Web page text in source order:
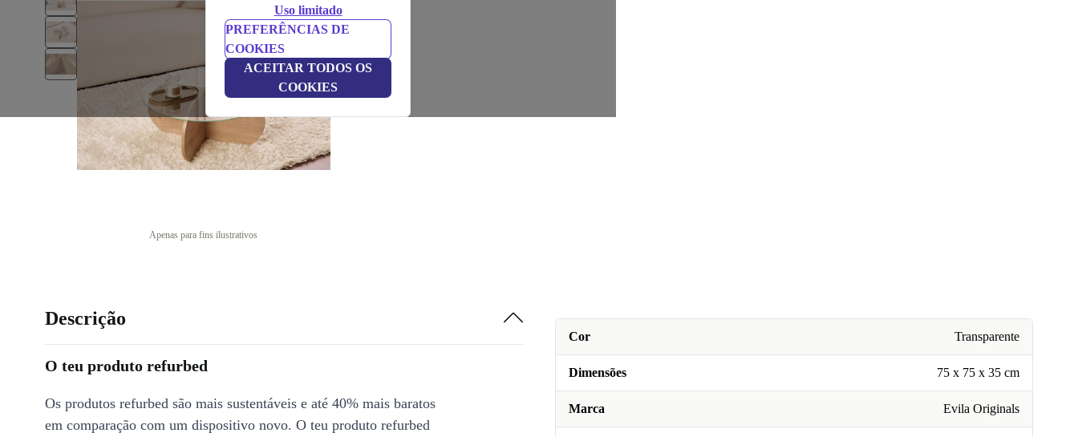
Uso limitado
PREFERÊNCIAS DE
COOKIES
ACEITAR TODOS OS
COOKIES
Apenas para fins ilustrativos
Cor Transparente
Dimensões 75 x 75 x 35 cm
Marca Evila Originals
Descrição
O teu produto refurbed
Os produtos refurbed são mais sustentáveis e até 40% mais baratos
em comparação com um dispositivo novo. O teu produto refurbed